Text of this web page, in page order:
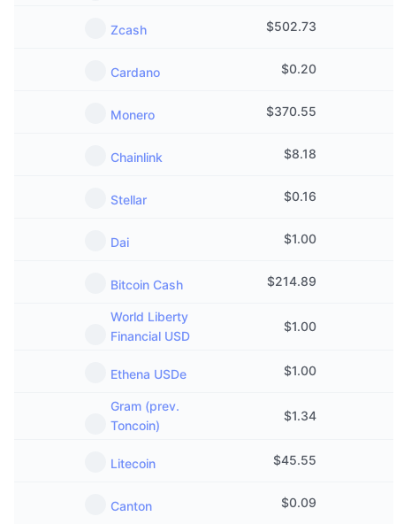
Próximas ventas
Vista general
Liquidaciones
Tasas de financiación
CMC MCP
Noticias
Academia
Investigación
Glosario
Airdrops
Recompensas de diamante
Aprende y Gana
Calendario de ICO
Zcash $502.73
Cardano $0.20
Monero $370.55
Chainlink $8.18
Stellar $0.16
Dai $1.00
Bitcoin Cash $214.89
World Liberty
Financial USD
$1.00
Ethena USDe $1.00
Gram (prev.
Toncoin)
$1.34
Litecoin $45.55
Canton $0.09